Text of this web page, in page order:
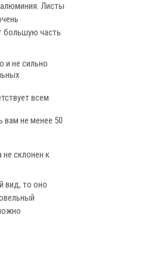
Листы
большую часть
и не сильно
всем
вам не менее 50
склонен к
вид, то оно